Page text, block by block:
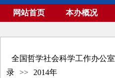
网站首页 本办概况
全国哲学社会科学工作办公室
录
>> 2014年